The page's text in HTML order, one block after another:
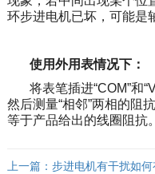
环步进电机已坏，可能是
使用外用表情况下：
将表笔插进“COM”和
然后测量“相邻”两相的阻
等于产品给出的线圈阻抗。
上一篇： 步进电机有干扰如何